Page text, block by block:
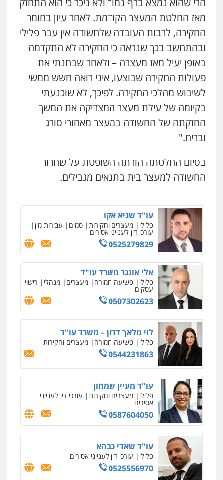
הרי שהוא נמצא ברף נמוך ולא ניכר כי הוא התחזק
מאז החלטת המעצר הקודמת. לאחר עיון בחומר
החקירה, לרבות העובדה שלחשודה אין עבר פלילי
ובהתחשב בכך שנראה כי החקירה לא התקדמה
באופן יעיל מאז מעצרה – ולאחר שבחנתי את
פעולות החקירה שבוצעו, איני רואה חשש ממשי
לשיבוש מהלכי החקירה. לפיכך, לא שוכנעתי
בקיומה של עילת מעצר המצדיקה את המשך
החזקתה של החשודה במעצר מאחורי סורג
ובריח."
בסיום החלטתה הורתה השופטת על שחרור
החשודה למעצר בית בתנאים מגבילים.
0528959600
קורל קרוז – עורך דין פלילי
משפט פלילי
0545437431
עו"ד עלי סעדי
פלילי פשיעה חמורה ליווי וייצוג בחקירות
ומעצרים
עו"ד תומר בנישתי
פלילי מעצרים וחקירות צווארון לבן פשיעה
חמורה
עו"ד שגיא אקו
פלילי מעצרים וחקירות סמים עבירות מין
עורכי דין לענייני אסירים
0525279829
אלי אונגר משרד עו"ד
פלילי פשיעה חמורה מעצרים מנהלי רישוי
עסקים
0507302623
לוי מלאך דדון – משרד עו"ד
פלילי פשיעה חמורה מעצרים וחקירות
0544231863
עו"ד מעיין שמחון
פלילי מעצרים וחקירות עורכי דין לענייני
אסירים
0587604050
עו"ד שאדי כבהא
פלילי עורכי דין לענייני אסירים
0525556970